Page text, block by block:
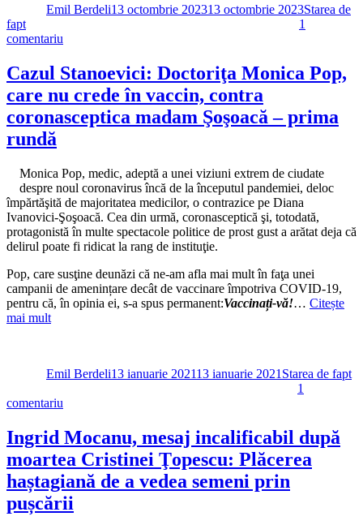
Emil Berdeli13 octombrie 202313 octombrie 2023Starea de
fapt
1
comentariu
Guşă
preamăreşte
ipocrizia
Putin
nu
mai
cumpăra
de
multă
vreme
Cazul Stanoevici: Doctoriţa Monica Pop,
care nu crede în vaccin, contra
coronasceptica madam Şoşoacă – prima
rundă
Monica Pop, medic, adeptă a unei viziuni extrem de ciudate
despre noul coronavirus încă de la începutul pandemiei, deloc
împărtăşită de majoritatea medicilor, o contrazice pe Diana
Ivanovici-Şoşoacă. Cea din urmă, coronasceptică şi, totodată,
protagonistă în multe spectacole politice de prost gust a arătat deja că
delirul poate fi ridicat la rang de instituţie.
Pop, care susţine deunăzi că ne-am afla mai mult în faţa unei
campanii de amenințare decât de vaccinare împotriva COVID-19,
pentru că, în opinia ei, s-a spus permanent:Vaccinați-vă!… Citește
mai mult
Emil Berdeli13 ianuarie 202113 ianuarie 2021 Starea de fapt
1
comentariu
Stanoevici:
Doctoriţa
Monica
Pop,
care
nu
Ingrid Mocanu, mesaj incalificabil după
moartea Cristinei Ţopescu: Plăcerea
haștagiană de a vedea semeni prin
pușcării